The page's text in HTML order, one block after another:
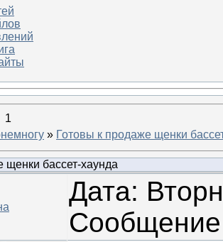
1
» Готовы к продаже щенки
щенки бассет-хаунда
Дата: